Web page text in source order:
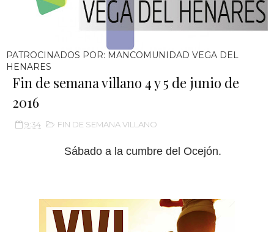
PATROCINADOS POR: MANCOMUNIDAD VEGA DEL
HENARES
Fin de semana villano 4 y 5 de junio de
2016
9:34 FIN DE SEMANA VILLANO
Sábado a la cumbre del Ocejón.